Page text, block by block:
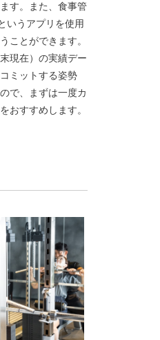
す。また、食事管
いうアプリを使用
ことができます。
現在）の実績デー
ミットする姿勢
で、まずは一度カ
おすすめします。